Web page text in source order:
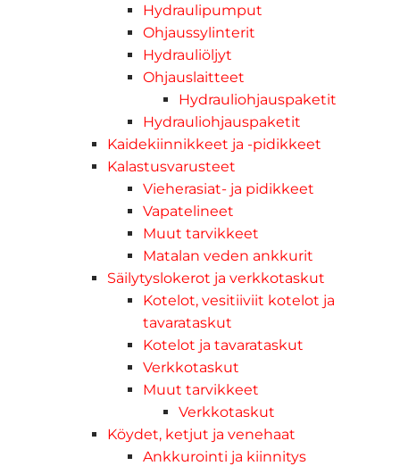
Hydraulipumput
Ohjaussylinterit
Hydrauliöljyt
Ohjauslaitteet
Hydrauliohjauspaketit
Hydrauliohjauspaketit
Kaidekiinnikkeet ja -pidikkeet
Kalastusvarusteet
Vieherasiat- ja pidikkeet
Vapatelineet
Muut tarvikkeet
Matalan veden ankkurit
Säilytyslokerot ja verkkotaskut
Kotelot, vesitiiviit kotelot ja
tavarataskut
Kotelot ja tavarataskut
Verkkotaskut
Muut tarvikkeet
Verkkotaskut
Köydet, ketjut ja venehaat
Ankkurointi ja kiinnitys